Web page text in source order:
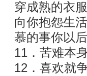
穿成熟的衣
向你抱怨生
慕的事你以
11．苦难本
12．喜欢就